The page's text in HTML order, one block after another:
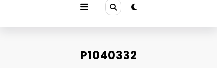
P1040332